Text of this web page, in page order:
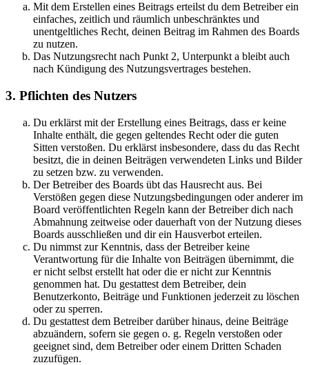
Mit dem Erstellen eines Beitrags erteilst du dem Betreiber ein
einfaches, zeitlich und räumlich unbeschränktes und
unentgeltliches Recht, deinen Beitrag im Rahmen des Boards
zu nutzen.
Das Nutzungsrecht nach Punkt 2, Unterpunkt a bleibt auch
nach Kündigung des Nutzungsvertrages bestehen.
3. Pflichten des Nutzers
Du erklärst mit der Erstellung eines Beitrags, dass er keine
Inhalte enthält, die gegen geltendes Recht oder die guten
Sitten verstoßen. Du erklärst insbesondere, dass du das Recht
besitzt, die in deinen Beiträgen verwendeten Links und Bilder
zu setzen bzw. zu verwenden.
Der Betreiber des Boards übt das Hausrecht aus. Bei
Verstößen gegen diese Nutzungsbedingungen oder anderer im
Board veröffentlichten Regeln kann der Betreiber dich nach
Abmahnung zeitweise oder dauerhaft von der Nutzung dieses
Boards ausschließen und dir ein Hausverbot erteilen.
Du nimmst zur Kenntnis, dass der Betreiber keine
Verantwortung für die Inhalte von Beiträgen übernimmt, die
er nicht selbst erstellt hat oder die er nicht zur Kenntnis
genommen hat. Du gestattest dem Betreiber, dein
Benutzerkonto, Beiträge und Funktionen jederzeit zu löschen
oder zu sperren.
Du gestattest dem Betreiber darüber hinaus, deine Beiträge
abzuändern, sofern sie gegen o. g. Regeln verstoßen oder
geeignet sind, dem Betreiber oder einem Dritten Schaden
zuzufügen.